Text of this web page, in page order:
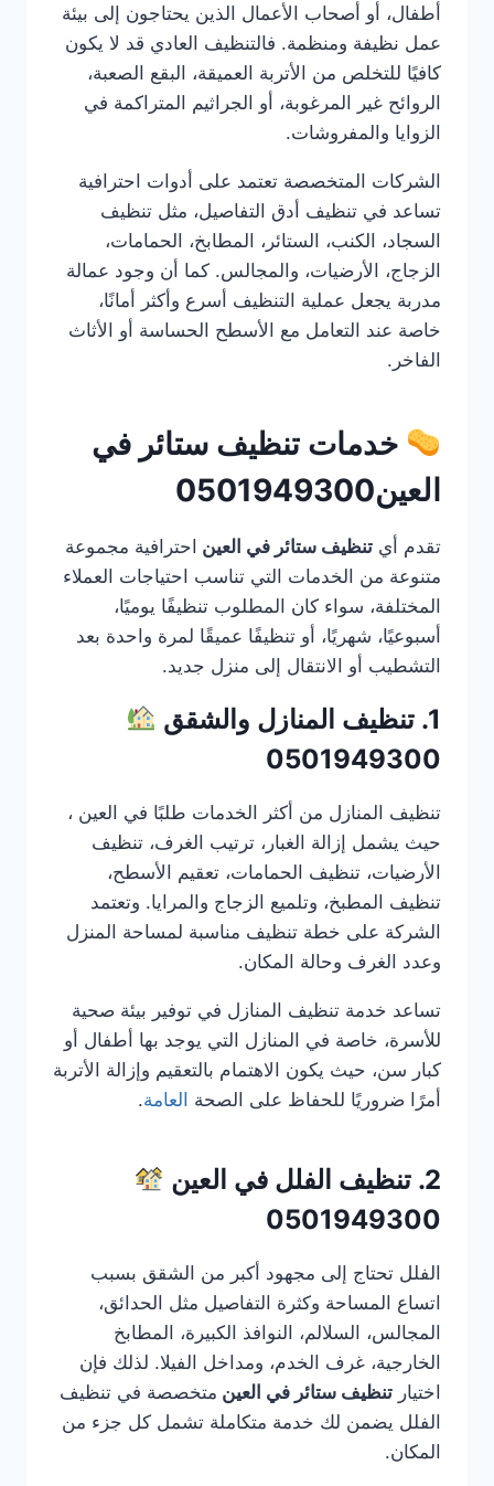
أطفال، أو أصحاب الأعمال الذين يحتاجون إلى بيئة
عمل نظيفة ومنظمة. فالتنظيف العادي قد لا يكون
كافيًا للتخلص من الأتربة العميقة، البقع الصعبة،
الروائح غير المرغوبة، أو الجراثيم المتراكمة في
الزوايا والمفروشات.
الشركات المتخصصة تعتمد على أدوات احترافية
تساعد في تنظيف أدق التفاصيل، مثل تنظيف
السجاد، الكنب، الستائر، المطابخ، الحمامات،
الزجاج، الأرضيات، والمجالس. كما أن وجود عمالة
مدربة يجعل عملية التنظيف أسرع وأكثر أمانًا،
خاصة عند التعامل مع الأسطح الحساسة أو الأثاث
الفاخر.
خدمات تنظيف ستائر في
العين0501949300
تقدم أي تنظيف ستائر في العين احترافية مجموعة
متنوعة من الخدمات التي تناسب احتياجات العملاء
المختلفة، سواء كان المطلوب تنظيفًا يوميًا،
أسبوعيًا، شهريًا، أو تنظيفًا عميقًا لمرة واحدة بعد
التشطيب أو الانتقال إلى منزل جديد.
1. تنظيف المنازل والشقق
0501949300
تنظيف المنازل من أكثر الخدمات طلبًا في العين ،
حيث يشمل إزالة الغبار، ترتيب الغرف، تنظيف
الأرضيات، تنظيف الحمامات، تعقيم الأسطح،
تنظيف المطبخ، وتلميع الزجاج والمرايا. وتعتمد
الشركة على خطة تنظيف مناسبة لمساحة المنزل
وعدد الغرف وحالة المكان.
تساعد خدمة تنظيف المنازل في توفير بيئة صحية
للأسرة، خاصة في المنازل التي يوجد بها أطفال أو
كبار سن، حيث يكون الاهتمام بالتعقيم وإزالة الأتربة
أمرًا ضروريًا للحفاظ على الصحة العامة.
2. تنظيف الفلل في العين
0501949300
الفلل تحتاج إلى مجهود أكبر من الشقق بسبب
اتساع المساحة وكثرة التفاصيل مثل الحدائق،
المجالس، السلالم، النوافذ الكبيرة، المطابخ
الخارجية، غرف الخدم، ومداخل الفيلا. لذلك فإن
اختيار تنظيف ستائر في العين متخصصة في تنظيف
الفلل يضمن لك خدمة متكاملة تشمل كل جزء من
المكان.